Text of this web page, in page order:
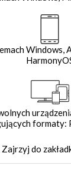
Windows,
formaty:
do